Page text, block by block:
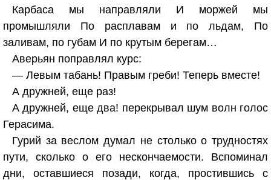
Карбаса мы направляли И моржей мы
промышляли По расплавам и по льдам, По
заливам, по губам И по крутым берегам…
Аверьян поправлял курс:
— Левым табань! Правым греби! Теперь вместе!
А дружней, еще раз!
А дружней, еще два! перекрывал шум волн голос
Герасима.
Гурий за веслом думал не столько о трудностях
пути, сколько о его нескончаемости. Вспоминал
дни, оставшиеся позади, когда, простившись с